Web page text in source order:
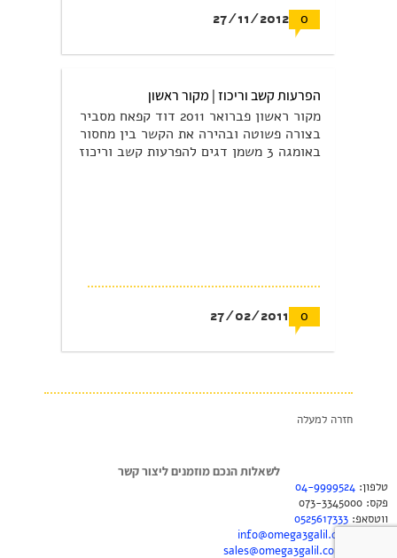
0
27/11/2012
הפרעות קשב וריכוז | מקור ראשון
מקור ראשון פברואר 2011 דוד קפאח מסביר
בצורה פשוטה ובהירה את הקשר בין מחסור
באומגה 3 משמן דגים להפרעות קשב וריכוז
0
27/02/2011
חזרה למעלה
לשאלות הנכם מוזמנים ליצור קשר
טלפון: 04-9999524
פקס: 073-3345000
ווטסאפ: 0525617333
info@omega3galil.com
sales@omega3galil.com